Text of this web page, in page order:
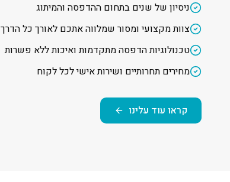
ניסיון של שנים בתחום ההדפסה והמיתוג
צוות מקצועי ומסור שמלווה אתכם לאורך כל הדרך
טכנולוגיות הדפסה מתקדמות ואיכות ללא פשרות
מחירים תחרותיים ושירות אישי לכל לקוח
קראו עוד עלינו